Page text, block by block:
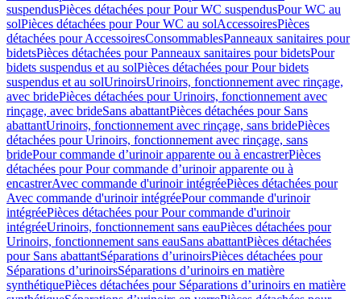
suspendusPièces détachées pour Pour WC suspendusPour WC au
solPièces détachées pour Pour WC au solAccessoiresPièces
détachées pour AccessoiresConsommablesPanneaux sanitaires pour
bidetsPièces détachées pour Panneaux sanitaires pour bidetsPour
bidets suspendus et au solPièces détachées pour Pour bidets
suspendus et au solUrinoirsUrinoirs, fonctionnement avec rinçage,
avec bridePièces détachées pour Urinoirs, fonctionnement avec
rinçage, avec brideSans abattantPièces détachées pour Sans
abattantUrinoirs, fonctionnement avec rinçage, sans bridePièces
détachées pour Urinoirs, fonctionnement avec rinçage, sans
bridePour commande d’urinoir apparente ou à encastrerPièces
détachées pour Pour commande d’urinoir apparente ou à
encastrerAvec commande d'urinoir intégréePièces détachées pour
Avec commande d'urinoir intégréePour commande d'urinoir
intégréePièces détachées pour Pour commande d'urinoir
intégréeUrinoirs, fonctionnement sans eauPièces détachées pour
Urinoirs, fonctionnement sans eauSans abattantPièces détachées
pour Sans abattantSéparations d’urinoirsPièces détachées pour
Séparations d’urinoirsSéparations d’urinoirs en matière
synthétiquePièces détachées pour Séparations d’urinoirs en matière